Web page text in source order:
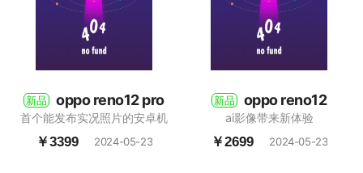
新品 oppo reno12 pro
首个能发布实况照片的安卓机
￥3399 2024-05-23
新品 oppo reno12
ai影像带来新体验
￥2699 2024-05-23